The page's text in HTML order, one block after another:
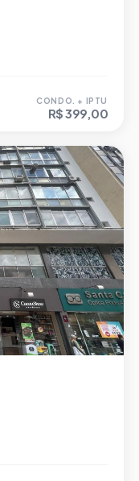
CONDO. + IPTU
R$ 399,00